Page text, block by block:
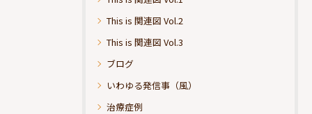
This is 関連図 Vol.2
This is 関連図 Vol.3
ブログ
いわゆる発信事（風）
治療症例